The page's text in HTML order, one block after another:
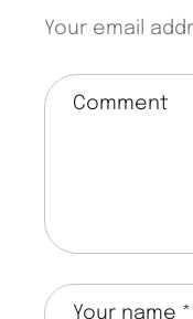
Your email